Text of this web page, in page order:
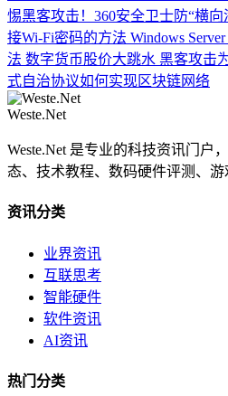
惕黑客攻击！360安全卫士防“横向
接Wi-Fi密码的方法 Windows
法 数字货币股价大跳水 黑客攻击
式自治协议如何实现区块链网络
Weste.Net
Weste.Net 是专业的科技资讯门户
态、技术教程、数码硬件评测、游
资讯分类
业界资讯
互联思考
智能硬件
软件资讯
AI资讯
热门分类